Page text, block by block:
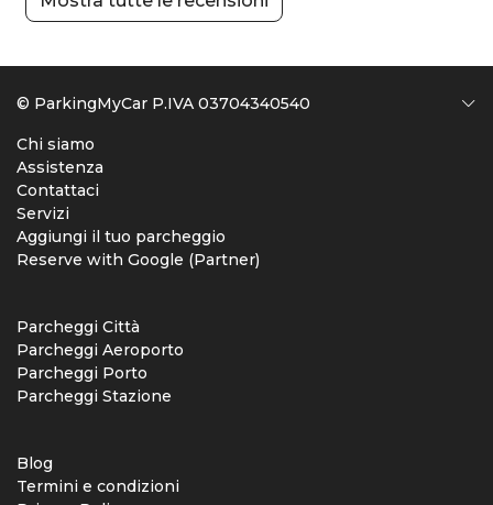
© ParkingMyCar P.IVA 03704340540
Chi siamo
Assistenza
Contattaci
Servizi
Aggiungi il tuo parcheggio
Reserve with Google (Partner)
Parcheggi Città
Parcheggi Aeroporto
Parcheggi Porto
Parcheggi Stazione
Blog
Termini e condizioni